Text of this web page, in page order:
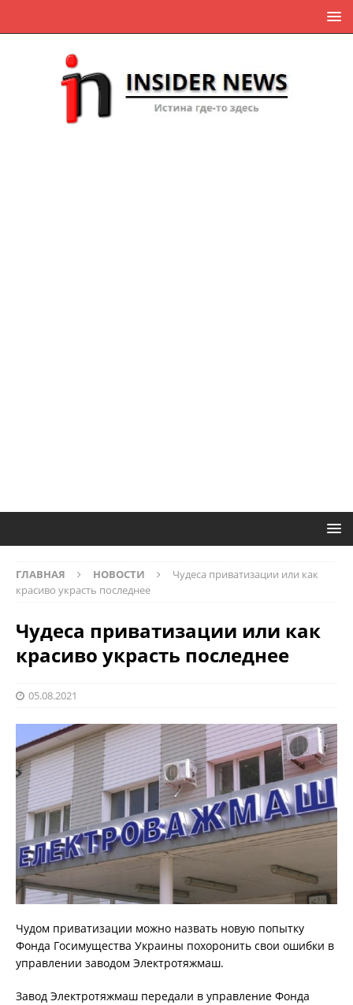
ГЛАВНАЯ НОВОСТИ
Чудеса приватизации или как
красиво украсть последнее
Чудеса приватизации или как
красиво украсть последнее
05.08.2021
Чудом приватизации можно назвать новую попытку
Фонда Госимущества Украины похоронить свои ошибки в
управлении заводом Электротяжмаш.
Завод Электротяжмаш передали в управление Фонда